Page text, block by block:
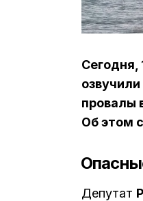
Сегодня,
провалы
Об этом
Депутат